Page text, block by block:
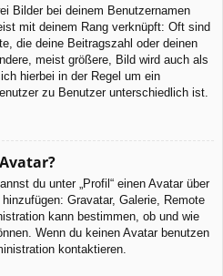
Bilder bei deinem Benutzernamen
mit deinem Rang verknüpft: Oft sind
die deine Beitragszahl oder deinen
meist größere, Bild wird auch als
hierbei in der Regel um ein
zu Benutzer unterschiedlich ist.
du unter „Profil“ einen Avatar über
Gravatar, Galerie, Remote
kann bestimmen, ob und wie
Wenn du keinen Avatar benutzen
kontaktieren.